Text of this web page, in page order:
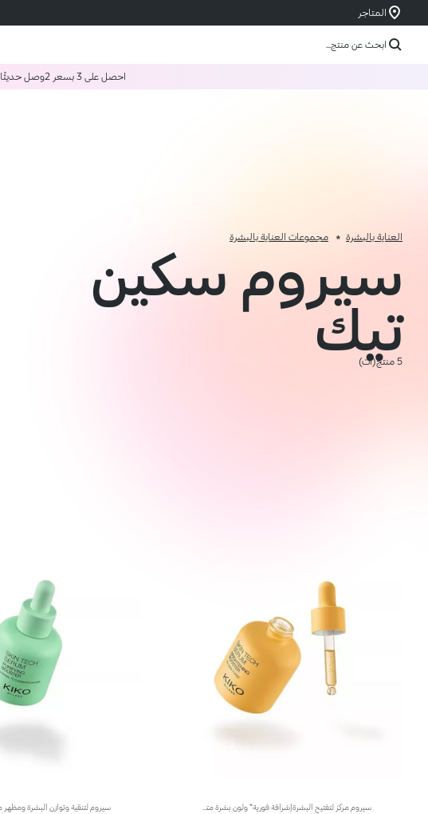
المتاجر
ابحث عن منتج...
احصل على 3 بسعر 2 وصل حديثًا
العناية بالبشرة مجموعات العناية بالبشرة
سيروم سكين
تيك
5 منتج(ات)
سيروم مركز لتفتيح البشرةإشراقة فورية* ولون بشرة متساوي. يحتوي على النياسيناميد، مستخلص البرتقال الإيطالي وفيتامين C. يترك البشرة ناعمة ومشرقة ويقلل ظهور البقع الداكنة وتصبغات البشرة.تم اختباره سريرياًالنتائج:+39% إشراقة خلال 30 دقيقة*-15% من البقع الداكنة والتصبغات**الفوائد:- تأثير تفتيح* لمظهر بشرة أكثر تناسقاً- ملمس خفيف وحريري يشعر بالراحة على البشرة- يمتص فوراً، غير دهني وغير لزج- البشرة تبدو مشرقة وتشعر بالنعومة مع كل استخدام- مناسب لجميع أنواع البشرة، يوصى به بشكل خاص للبشرة الباهتة- مزود بقطارة عملية ودقيقة وبدون هدر- مصمم للاستخدام اليومي